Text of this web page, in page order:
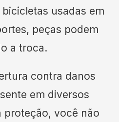
usadas em
peças podem
a troca.
contra danos
em diversos
proteção, você não